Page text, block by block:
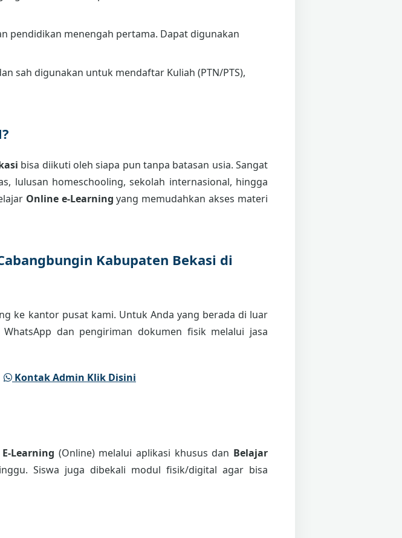
pendidikan menengah pertama. Dapat digunakan
sah digunakan untuk mendaftar Kuliah (PTN/PTS),
bisa diikuti oleh siapa pun tanpa batasan usia. Sangat
lulusan homeschooling, sekolah internasional, hingga
Online e-Learning yang memudahkan akses materi
Kabupaten Bekasi di
ke kantor pusat kami. Untuk Anda yang berada di luar
dan pengiriman dokumen fisik melalui jasa
Kontak Admin Klik Disini
E-Learning (Online) melalui aplikasi khusus dan Belajar
Siswa juga dibekali modul fisik/digital agar bisa